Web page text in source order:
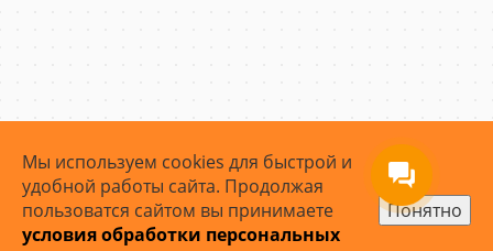
© 2007 - 2026 ArtoBaget.RU | «АртоБагет» - багетная
Мы используем cookies для быстрой и
удобной работы сайта. Продолжая
пользоватся сайтом вы принимаете
условия обработки персональных
Понятно